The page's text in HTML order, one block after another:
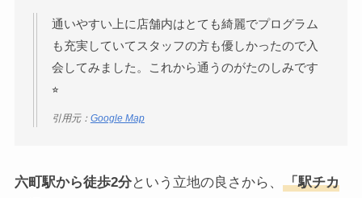
通いやすい上に店舗内はとても綺麗でプログラム
も充実していてスタッフの方も優しかったので入
会してみました。これから通うのがたのしみです
⭐︎
引用元： Google Map
六町駅から徒歩2分という立地の良さから、
「駅チカ